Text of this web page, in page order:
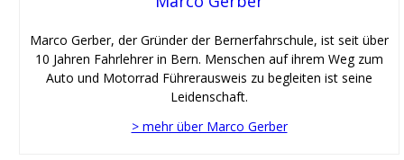
Marco Gerber, der Gründer der Bernerfahrschule, ist seit über
10 Jahren Fahrlehrer in Bern. Menschen auf ihrem Weg zum
Auto und Motorrad Führerausweis zu begleiten ist seine
Leidenschaft.
> mehr über Marco Gerber